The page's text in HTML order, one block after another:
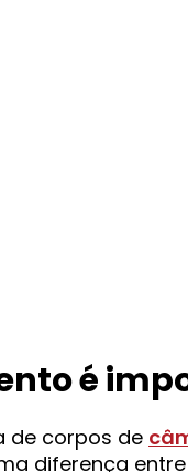
é
de corpos de
diferença